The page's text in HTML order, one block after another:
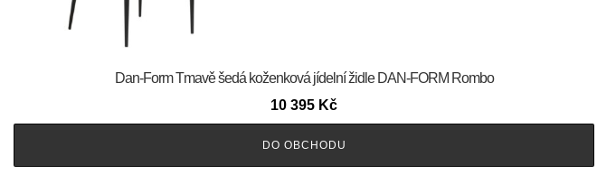
​​​​​Dan-Form Tmavě šedá koženková jídelní židle DAN-FORM Rombo
10 395 Kč
DO OBCHODU